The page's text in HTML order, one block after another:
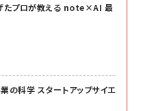
たプロが教える note×AI 最
科学 スタートアップサイエ